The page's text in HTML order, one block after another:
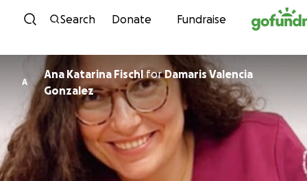
Skip to content
Search Donate Fundraise
A
Ana Katarina Fischl forDamaris Valencia
Gonzalez